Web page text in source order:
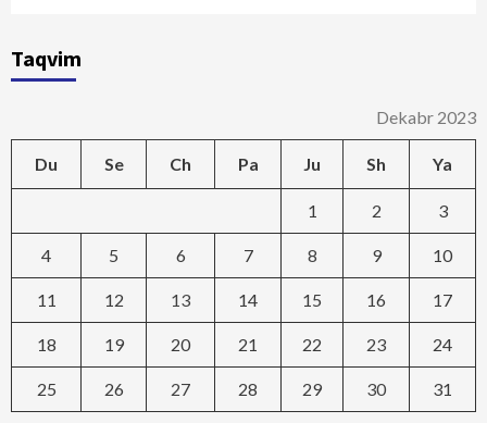
Taqvim
Dekabr 2023
Du Se Ch Pa Ju Sh Ya
1 2 3
4 5 6 7 8 9 10
11 12 13 14 15 16 17
18 19 20 21 22 23 24
25 26 27 28 29 30 31